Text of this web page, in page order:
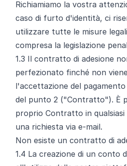
Richiamiamo la vostra
caso di furto d'identità, ci
utilizzare tutte le misure
compresa la legislazione
1.3 Il contratto di adesione
perfezionato finché non
l'accettazione del
del punto 2 ("Contratto"). È
proprio Contratto in qualsiasi
una richiesta via e-mail.
Non esiste un contratto di
1.4 La creazione di un conto